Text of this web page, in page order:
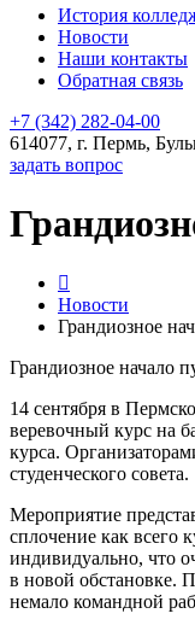
История
Новости
Наши контакты
Обратная связь
+7 (342) 282-04-00
614077, г. Пермь,
задать вопрос
Новости
Грандиозное
Грандиозное начало
14 сентября в
веревочный курс на
курса.
студенческого совета.
Мероприятие
сплочение как всего
индивидуально, что
в новой обстановке.
немало командной